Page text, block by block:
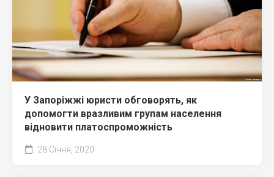
У Запоріжжі юристи обговорять, як
допомогти вразливим групам населення
відновити платоспроможність
28 Січня, 2020